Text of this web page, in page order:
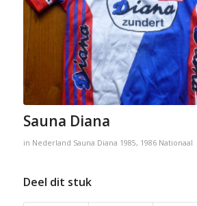
Sauna Diana
in Nederland Sauna Diana 1985, 1986 Nationaal
Deel dit stuk